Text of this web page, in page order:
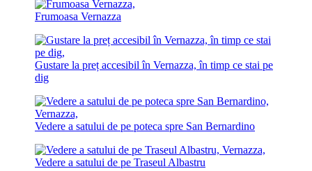
Frumoasa Vernazza
Gustare la preț accesibil în Vernazza, în timp ce stai pe
dig
Vedere a satului de pe poteca spre San Bernardino
Vedere a satului de pe Traseul Albastru